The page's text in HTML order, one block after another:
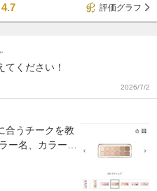
4.7
評価グラフ
ください！
2026/7/2
合うチークを教
ー名、カラー…